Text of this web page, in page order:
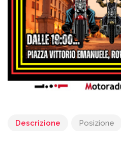
Descrizione Posizione